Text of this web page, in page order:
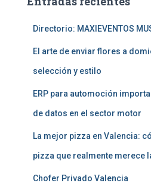
r
Directorio: MAXIEVENTOS
El arte de enviar flores a
selección y estilo
ERP para automoción
de datos en el sector motor
La mejor pizza en Valencia:
pizza que realmente merece
Chofer Privado Valencia